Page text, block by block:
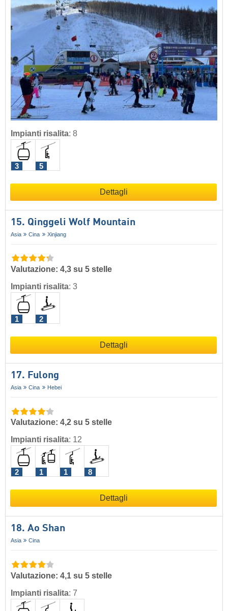
Impianti risalita: 8
3 5
Dettagli
15. Qinggeli Wolf Mountain
Asia Cina Xinjiang
Valutazione: 4,3 su 5 stelle
Impianti risalita: 3
1 2
Dettagli
17. Fulong
Asia Cina Hebei
Valutazione: 4,2 su 5 stelle
Impianti risalita: 12
2 1 1 8
Dettagli
18. Ao Shan
Asia Cina
Valutazione: 4,1 su 5 stelle
Impianti risalita: 7